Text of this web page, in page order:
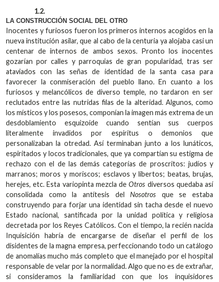
1.2.
LA CONSTRUCCIÓN SOCIAL DEL OTRO
Inocentes y furiosos fueron los primeros internos acogidos en la
nueva institución asilar, que al cabo de la centuria ya alojaba casi un
centenar de internos de ambos sexos. Pronto los inocentes
gozarían por calles y parroquias de gran popularidad, tras ser
ataviados con las señas de identidad de la santa casa para
favorecer la conmiseración del pueblo llano. En cuanto a los
furiosos y melancólicos de diverso temple, no tardaron en ser
reclutados entre las nutridas filas de la alteridad. Algunos, como
los místicos y los posesos, componían la imagen más extrema de un
desdoblamiento esquizoide cuando sentían sus cuerpos
literalmente invadidos por espíritus o demonios que
personalizaban la otredad. Así terminaban junto a los lunáticos,
espiritados y locos tradicionales, que ya compartían su estigma de
rechazo con el de las demás categorías de proscritos: judíos y
marranos; moros y moriscos; esclavos y libertos; beatas, brujas,
herejes, etc. Esta variopinta mezcla deOtros diversos quedaba así
consolidada como la antítesis delNosotros que se estaba
construyendo para forjar una identidad sin tacha desde el nuevo
Estado nacional, santificada por la unidad política y religiosa
decretada por los Reyes Católicos. Con el tiempo, la recién nacida
Inquisición habría de encargarse de diseñar el perfil de los
disidentes de la magna empresa, perfeccionando todo un catálogo
de anomalías mucho más completo que el manejado por el hospital
responsable de velar por la normalidad. Algo que no es de extrañar,
si consideramos la familiaridad con que los inquisidores